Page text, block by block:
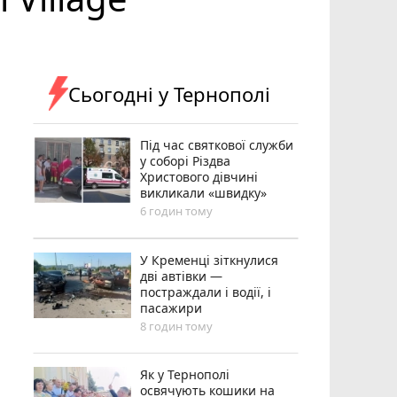
Сьогодні у Тернополі
Під час святкової служби
у соборі Різдва
Христового дівчині
викликали «швидку»
6 годин тому
У Кременці зіткнулися
дві автівки —
постраждали і водії, і
пасажири
8 годин тому
Як у Тернополі
освячують кошики на